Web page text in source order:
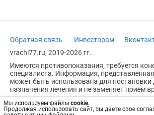
Мы используем файлы cookie.
Продолжая использовать сайт, вы даете свое
Обратная связь Инвесторам
vrachi77.ru, 2019-2026 гг.
Имеются противопоказания, требуется
специалиста. Информация, представленная
может быть использована для постановки
назначения лечения и не заменяет прием
Возрастное ограничение: 18+